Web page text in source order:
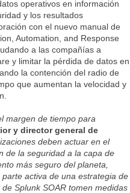
operativos en información
y los resultados
con el nuevo manual de
Automation, and Response
a las compañías a
y limitar la pérdida de datos en
la contención del radio de
que aumentan la velocidad y
margen de tiempo para
y director general de
deben actuar en el
de la seguridad a la capa de
más seguro del planeta,
activa de una estrategia de
Splunk SOAR tomen medidas